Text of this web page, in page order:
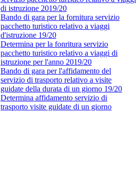
di istruzione 2019/20
Bando di gara per la fornitura servizio
pacchetto turistico relativo a viaggi
d'istruzione 19/20
Determina per la fonritura servizio
pacchetto turistico relativo a viaggi di
istruzione per l'anno 2019/20
Bando di gara per l'affidamento del
servizio di trasporto relativo a visite
guidate della durata di un giorno 19/20
Determina affidamento servizio di
trasporto visite guidate di un giorno